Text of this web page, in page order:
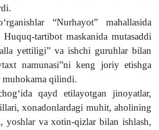
“Nurhayot” mahallasida
tartibot maskanida mutasaddi
yettiligi” va ishchi guruhlar bilan
namunasi”ni keng joriy etishga
muhokama qilindi.
qayd etilayotgan jinoyatlar,
xonadonlardagi muhit, aholining
yoshlar va xotin-qizlar bilan ishlash,